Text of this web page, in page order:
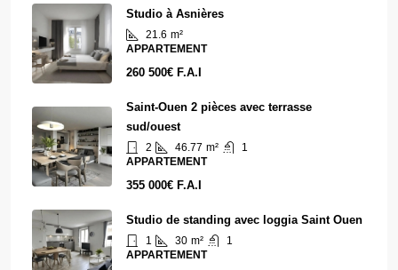
Studio à Asnières
21.6 m²
APPARTEMENT
260 500€ F.A.I
Saint-Ouen 2 pièces avec terrasse
sud/ouest
2 46.77 m²
1
APPARTEMENT
355 000€ F.A.I
Studio de standing avec loggia Saint Ouen
1 30 m²
1
APPARTEMENT